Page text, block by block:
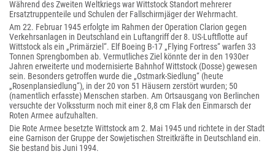
Während des Zweiten Weltkriegs war Wittstock Standort mehrerer
Ersatztruppenteile und Schulen der Fallschirmjäger der Wehrmacht.
Am 22. Februar 1945 erfolgte im Rahmen der Operation Clarion gegen
Verkehrsanlagen in Deutschland ein Luftangriff der 8. US-Luftflotte auf
Wittstock als ein „Primärziel“. Elf Boeing B-17 „Flying Fortress“ warfen 33
Tonnen Sprengbomben ab. Vermutliches Ziel könnte der in den 1930er
Jahren erweiterte und modernisierte Bahnhof Wittstock (Dosse) gewesen
sein. Besonders getroffen wurde die „Ostmark-Siedlung“ (heute
„Rosenplansiedlung“), in der 20 von 51 Häusern zerstört wurden; 50
(namentlich erfasste) Menschen starben. Am Ortsausgang von Berlinchen
versuchte der Volkssturm noch mit einer 8,8 cm Flak den Einmarsch der
Roten Armee aufzuhalten.
Die Rote Armee besetzte Wittstock am 2. Mai 1945 und richtete in der Stadt
eine Garnison der Gruppe der Sowjetischen Streitkräfte in Deutschland ein.
Sie bestand bis Juni 1994.